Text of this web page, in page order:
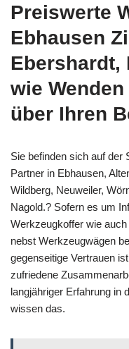
Preiswerte
Ebhausen
Ebershardt,
wie
über Ihren
Sie befinden sich auf der
Partner in Ebhausen,
Wildberg, Neuweiler,
Nagold.? Sofern es um
Werkzeugkoffer wie
nebst Werkzeugwägen
gegenseitige Vertrauen
zufriedene
langjähriger Erfahrung in
wissen das.